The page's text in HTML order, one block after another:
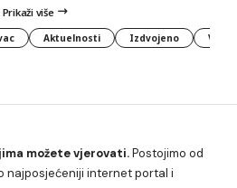
Prikaži više
Aktuelnosti Izdvojeno
možete vjerovati.Postojimo od
najposjećeniji internet portal i